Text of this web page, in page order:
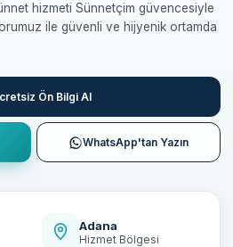
hizmeti Sünnetçim güvencesiyle
ile güvenli ve hijyenik ortamda
Ön Bilgi Al
WhatsApp'tan Yazın
Adana
Hizmet Bölgesi